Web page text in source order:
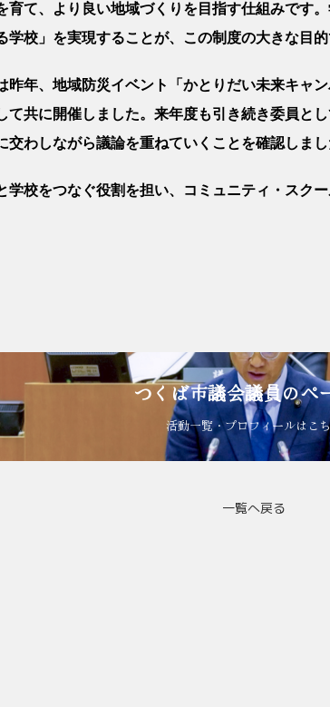
育て、より良い地域づくりを目指す仕組みです
学校」を実現することが、この制度の大きな目的
昨年、地域防災イベント「かとりだい未来キャ
て共に開催しました。来年度も引き続き委員と
交わしながら議論を重ねていくことを確認しまし
学校をつなぐ役割を担い、コミュニティ・スク
つくば市議会議員のペ
活動一覧・プロフィールはこ
一覧へ戻る